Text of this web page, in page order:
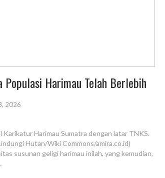
Populasi Harimau Telah Berlebih
2026
Karikatur Harimau Sumatra dengan latar TNKS.
Hutan/Wiki Commons/amira.co.id)
susunan geligi harimau inilah, yang kemudian,